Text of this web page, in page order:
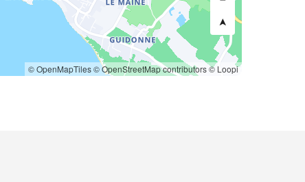
© OpenMapTiles© OpenStreetMap contributors© Loopi